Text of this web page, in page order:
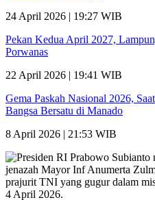
24 April 2026 | 19:27 WIB
Pekan Kedua April 2027,
Porwanas
22 April 2026 | 19:41 WIB
Gema Paskah Nasional 2026,
Bangsa Bersatu di Manado
8 April 2026 | 21:53 WIB